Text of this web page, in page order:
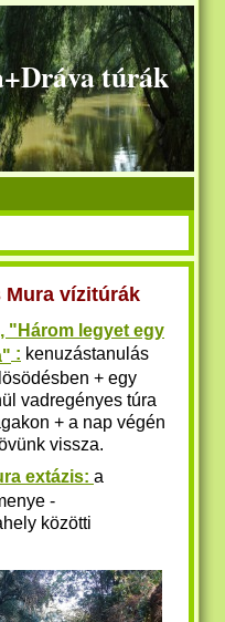
túrák
Mura vízitúrák
"Három legyet egy
: kenuzástanulás
+ egy
vadregényes túra
+ a nap végén
vissza.
extázis: a
-
közötti